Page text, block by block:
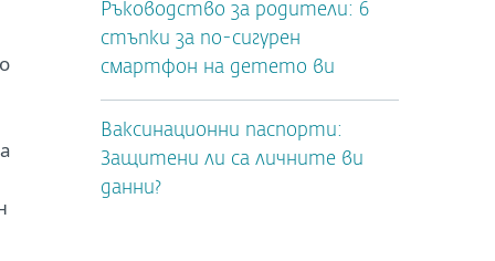
Ръководство за родители: 6
стъпки за по-сигурен
смартфон на детето ви
Ваксинационни паспорти:
Защитени ли са личните ви
данни?